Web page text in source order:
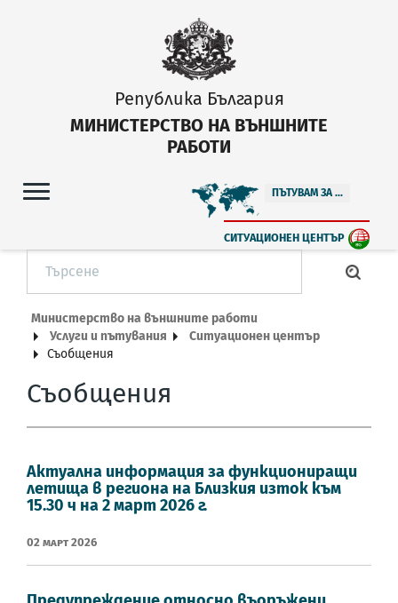
Република България
МИНИСТЕРСТВО НА ВЪНШНИТЕ
РАБОТИ
ПЪТУВАМ ЗА ...
СИТУАЦИОНЕН ЦЕНТЪР
Министерство на външните работи
Услуги и пътувания
Ситуационен център
Съобщения
Съобщения
Актуална информация за функциониращи
летища в региона на Близкия изток към
15.30 ч на 2 март 2026 г.
02 Март 2026